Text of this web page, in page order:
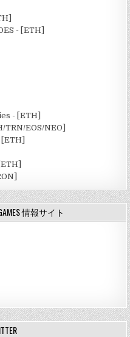
- [ETH]
- [ETH]
EOS/NEO]
[ETH]
情報サイト